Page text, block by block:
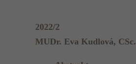
2022/2
MUDr. Eva Kudlová, CSc.